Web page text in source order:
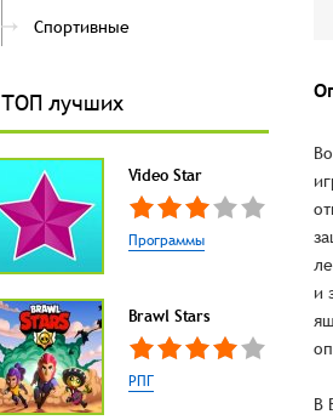
Спортивные
ТОП лучших
Video Star
Программы
Brawl Stars
РПГ
и
В